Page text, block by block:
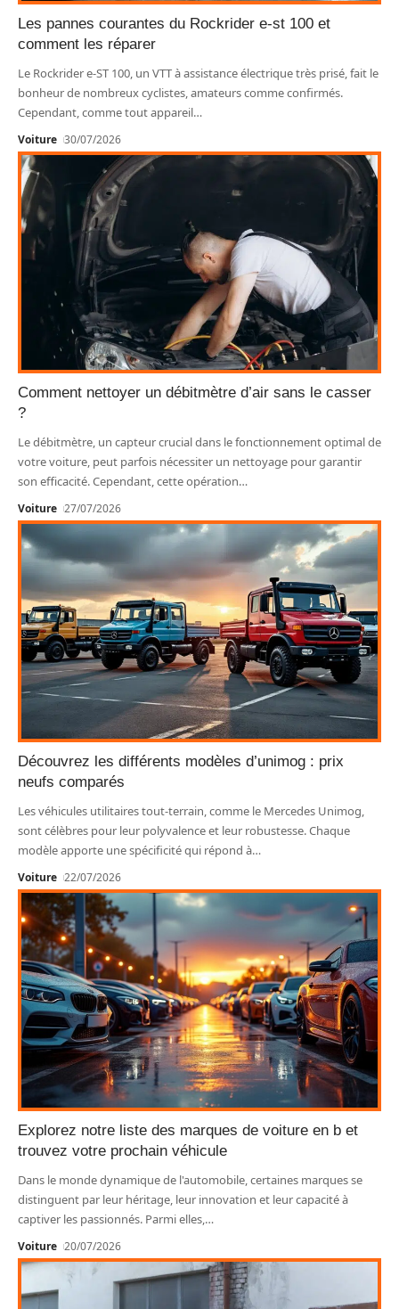
Les pannes courantes du Rockrider e-st 100 et
comment les réparer
Le Rockrider e-ST 100, un VTT à assistance électrique très prisé, fait le
bonheur de nombreux cyclistes, amateurs comme confirmés.
Cependant, comme tout appareil…
Voiture 30/07/2026
Comment nettoyer un débitmètre d’air sans le casser
?
Le débitmètre, un capteur crucial dans le fonctionnement optimal de
votre voiture, peut parfois nécessiter un nettoyage pour garantir
son efficacité. Cependant, cette opération…
Voiture 27/07/2026
Découvrez les différents modèles d’unimog : prix
neufs comparés
Les véhicules utilitaires tout-terrain, comme le Mercedes Unimog,
sont célèbres pour leur polyvalence et leur robustesse. Chaque
modèle apporte une spécificité qui répond à…
Voiture 22/07/2026
Explorez notre liste des marques de voiture en b et
trouvez votre prochain véhicule
Dans le monde dynamique de l'automobile, certaines marques se
distinguent par leur héritage, leur innovation et leur capacité à
captiver les passionnés. Parmi elles,…
Voiture 20/07/2026